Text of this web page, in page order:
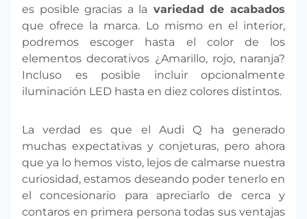
es posible gracias a la variedad de acabados
que ofrece la marca. Lo mismo en el interior,
podremos escoger hasta el color de los
elementos decorativos ¿Amarillo, rojo, naranja?
Incluso es posible incluir opcionalmente
iluminación LED hasta en diez colores distintos.
La verdad es que el Audi Q ha generado
muchas expectativas y conjeturas, pero ahora
que ya lo hemos visto, lejos de calmarse nuestra
curiosidad, estamos deseando poder tenerlo en
el concesionario para apreciarlo de cerca y
contaros en primera persona todas sus ventajas